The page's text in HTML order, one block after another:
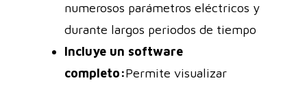
numerosos parámetros eléctricos y
durante largos periodos de tiempo
Incluye un software
completo:Permite visualizar